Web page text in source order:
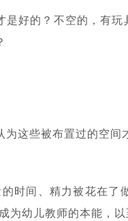
是好的？不空的，有
为这些被布置过的空间
时间、精力被花在了
为幼儿教师的本能，